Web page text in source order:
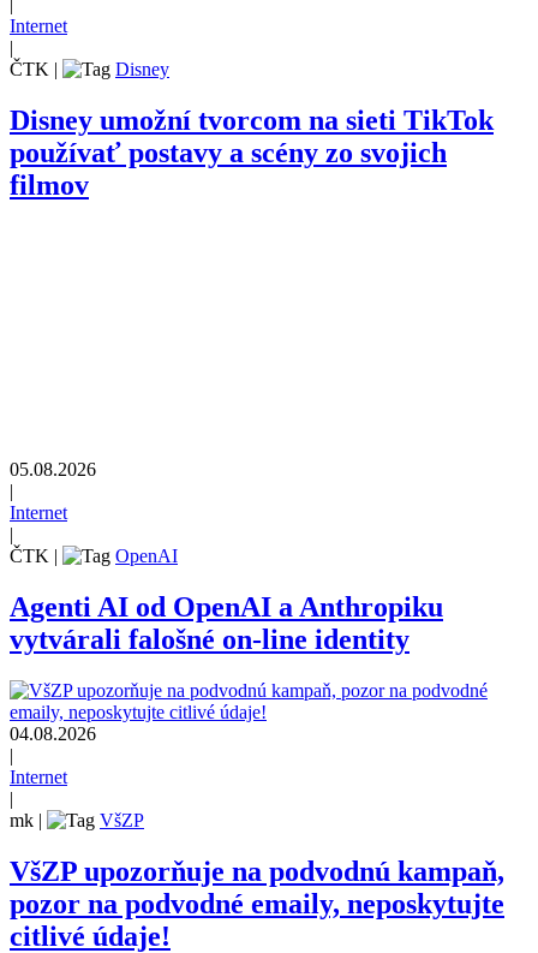
Internet
ČTK
Disney
Disney umožní tvorcom na sieti TikTok
používať postavy a scény zo svojich
filmov
05.08.2026
|
Internet
|
ČTK | OpenAI
Agenti AI od OpenAI a Anthropiku
vytvárali falošné on-line identity
04.08.2026
|
Internet
|
mk | VšZP
VšZP upozorňuje na podvodnú kampaň,
pozor na podvodné emaily, neposkytujte
citlivé údaje!